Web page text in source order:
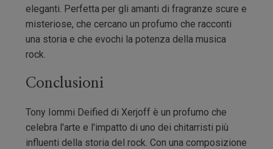
eleganti. Perfetta per gli amanti di fragranze scure e
misteriose, che cercano un profumo che racconti
una storia e che evochi la potenza della musica
rock.
Conclusioni
Tony Iommi Deified di Xerjoff è un profumo che
celebra l'arte e l'impatto di uno dei chitarristi più
influenti della storia del rock. Con una composizione